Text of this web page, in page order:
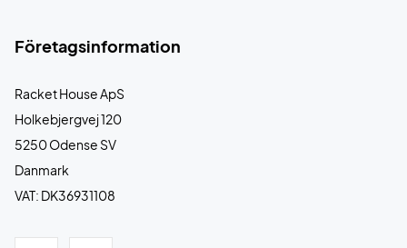
Företagsinformation
Racket House ApS
Holkebjergvej 120
5250 Odense SV
Danmark
VAT: DK36931108